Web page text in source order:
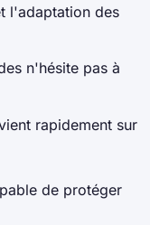
l'adaptation des
n'hésite pas à
rapidement sur
de protéger